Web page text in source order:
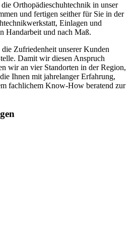
Orthopädieschuhtechnik in unser
und fertigen seither für Sie in der
Einlagen und
Handarbeit und nach Maß.
Zufriedenheit unserer Kunden
Damit wir diesen Anspruch
wir an vier Standorten in der Region,
Ihnen mit jahrelanger Erfahrung,
fachlichem Know-How beratend zur